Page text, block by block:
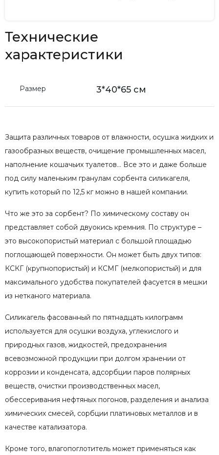
Технические
характеристики
Размер 3*40*65 см
Защита различных товаров от влажности, осушка жидких и
газообразных веществ, очищение промышленных масел,
наполнение кошачьих туалетов… Все это и даже больше
под силу маленьким гранулам сорбента силикагеля,
купить который по 12,5 кг можно в нашей компании.
Что же это за сорбент? По химическому составу он
представляет собой двуокись кремния. По структуре –
это высокопористый материал с большой площадью
поглощающей поверхности. Он может быть двух типов:
КСКГ (крупнопористый) и КСМГ (мелкопористый) и для
максимального удобства покупателей фасуется в мешки
из нетканого материала.
Силикагель фасованный по пятнадцать килограмм
используется для осушки воздуха, углекислого и
природных газов, жидкостей, предохранения
всевозможной продукции при долгом хранении от
коррозии и конденсата, адсорбции паров полярных
веществ, очистки производственных масел,
обессеривания нефтяных погонов, разделения и анализа
химических смесей, сорбции платиновых металлов и в
качестве катализатора.
Кроме того, влагопоглотитель может применяться как